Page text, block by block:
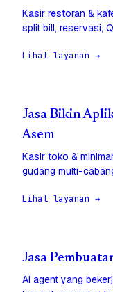
Kasir restoran &
split bill, reservasi,
Lihat layanan →
Jasa Bikin
Asem
Kasir toko &
gudang multi-
Lihat layanan →
Jasa
AI agent yang